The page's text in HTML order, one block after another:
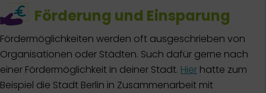
Förderung und Einsparung
Fördermöglichkeiten werden oft ausgeschrieben von
Organisationen oder Städten. Such dafür gerne nach
einer Fördermöglichkeit in deiner Stadt. Hier hatte zum
Beispiel die Stadt Berlin in Zusammenarbeit mit